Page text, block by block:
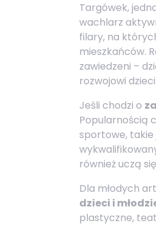
Targówek,
wachlarz
filary, na
mieszkańców.
zawiedzeni –
rozwojowi dzieci
Jeśli chodzi o
Popularnością
sportowe, takie
również uczą
Dla młodych
dzieci i
plastyczne,